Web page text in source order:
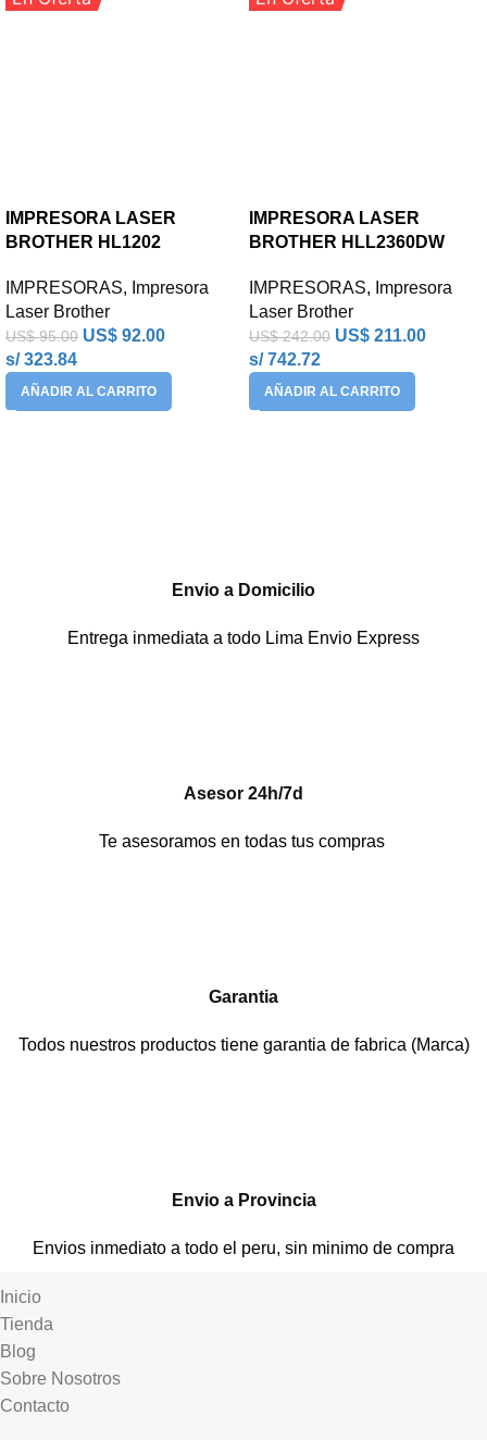
IMPRESORA LASER
BROTHER HL1202
IMPRESORAS, Impresora
Laser Brother
US$95.00 US$ 92.00
s/ 323.84
AÑADIR AL CARRITO
IMPRESORA LASER
BROTHER HLL2360DW
IMPRESORAS, Impresora
Laser Brother
US$242.00 US$ 211.00
s/ 742.72
AÑADIR AL CARRITO
Envio a Domicilio
Entrega inmediata a todo Lima Envio Express
Asesor 24h/7d
Te asesoramos en todas tus compras
Garantia
Todos nuestros productos tiene garantia de fabrica (Marca)
Envio a Provincia
Envios inmediato a todo el peru, sin minimo de compra
Inicio
Tienda
Blog
Sobre Nosotros
Contacto